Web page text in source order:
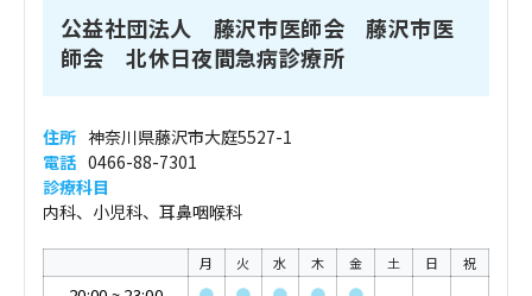
公益社団法人 藤沢市医師会 藤沢市医
師会 北休日夜間急病診療所
住所 神奈川県藤沢市大庭5527-1
電話 0466-88-7301
診療科目
内科、小児科、耳鼻咽喉科
月 火 水 木 金 土 日 祝